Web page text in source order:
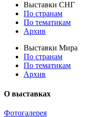
Выставки СНГ
По странам
По тематикам
Архив
Выставки Мира
По странам
По тематикам
Архив
О выставках
Фотогалерея